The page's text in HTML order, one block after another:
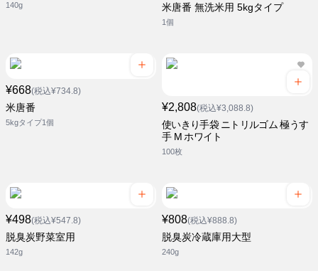
140g 米唐番 無洗米用 5kgタイプ
1個
¥668(税込¥734.8)
米唐番
5kgタイプ1個
¥2,808(税込¥3,088.8)
使いきり手袋 ニトリルゴム 極うす
手 M ホワイト
100枚
¥498(税込¥547.8)
脱臭炭野菜室用
142g
¥808(税込¥888.8)
脱臭炭冷蔵庫用大型
240g